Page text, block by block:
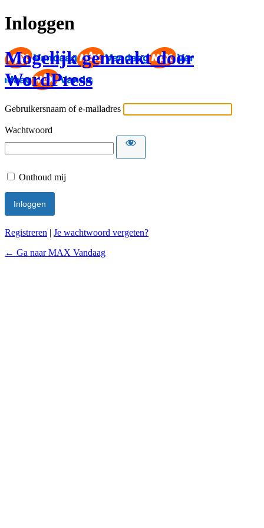
Inloggen
Mogelijk gemaakt door
WordPress
Gebruikersnaam of e-mailadres
Wachtwoord
Onthoud mij
Registreren | Je wachtwoord vergeten?
← Ga naar MAX Vandaag